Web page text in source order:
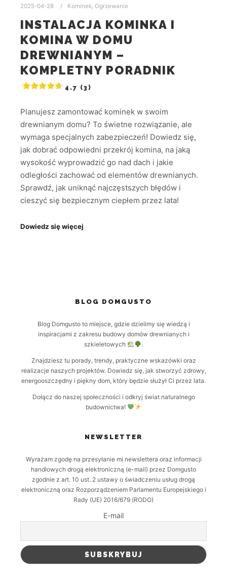
2025-04-28 Kominek, Ogrzewanie
INSTALACJA KOMINKA I
KOMINA W DOMU
DREWNIANYM –
KOMPLETNY PORADNIK
4.7 (3)
Planujesz zamontować kominek w swoim
drewnianym domu? To świetne rozwiązanie, ale
wymaga specjalnych zabezpieczeń! Dowiedz się,
jak dobrać odpowiedni przekrój komina, na jaką
wysokość wyprowadzić go nad dach i jakie
odległości zachować od elementów drewnianych.
Sprawdź, jak uniknąć najczęstszych błędów i
cieszyć się bezpiecznym ciepłem przez lata!
Dowiedz się więcej
BLOG DOMGUSTO
Blog Domgusto to miejsce, gdzie dzielimy się wiedzą i
inspiracjami z zakresu budowy domów drewnianych i
szkieletowych
.
Znajdziesz tu porady, trendy, praktyczne wskazówki oraz
realizacje naszych projektów. Dowiedz się, jak stworzyć zdrowy,
energooszczędny i piękny dom, który będzie służył Ci przez lata.
Dołącz do naszej społeczności i odkryj świat naturalnego
budownictwa!
NEWSLETTER
Wyrażam zgodę na przesyłanie mi newslettera oraz informacji
handlowych drogą elektroniczną (e-mail) przez Domgusto
zgodnie z art. 10 ust. 2 ustawy o świadczeniu usług drogą
elektroniczną oraz Rozporządzeniem Parlamentu Europejskiego i
Rady (UE) 2016/679 (RODO)
E-mail